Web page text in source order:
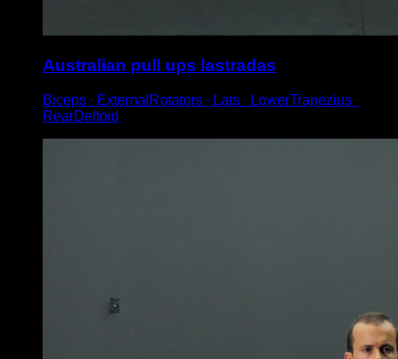
Australian pull ups lastradas
Biceps ∙ ExternalRotators ∙ Lats ∙ LowerTrapezius ∙
RearDeltoid